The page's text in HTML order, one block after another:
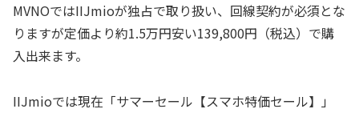
MVNOではIIJmioが独占で取り扱い、回線契約が必須とな
りますが定価より約1.5万円安い139,800円（税込）で購
入出来ます。
IIJmioでは現在「サマーセール【スマホ特価セール】」